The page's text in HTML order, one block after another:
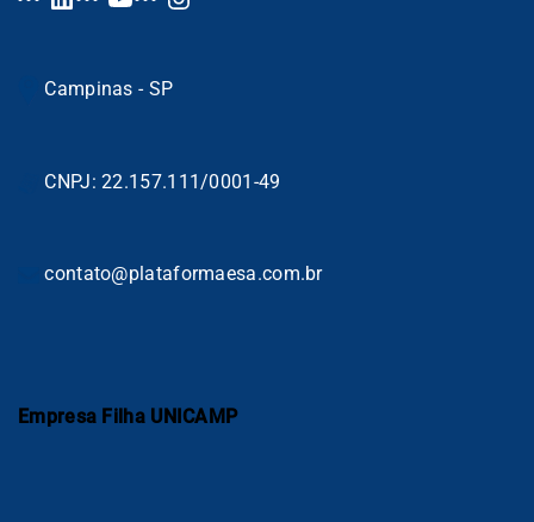
Campinas - SP
CNPJ: 22.157.111/0001-49
contato@plataformaesa.com.br
Empresa Filha UNICAMP